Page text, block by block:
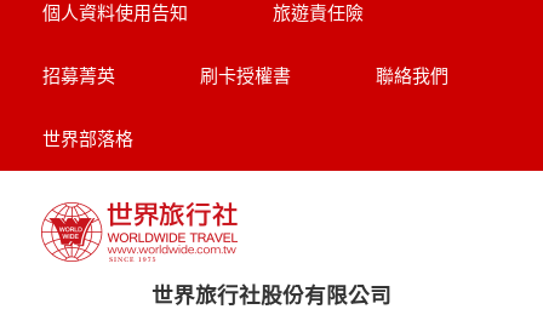
個人資料使用告知 旅遊責任險
招募菁英 刷卡授權書 聯絡我們
世界部落格
世界旅行社股份有限公司